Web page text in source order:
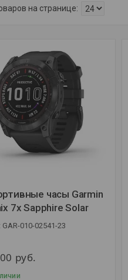
часы Garmin
7x Sapphire Solar
GAR-010-02541-23
руб.